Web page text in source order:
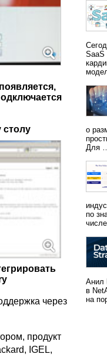
столу
через
продукт
IGEL,
SaaS
о
Для
по
Анил
в
на